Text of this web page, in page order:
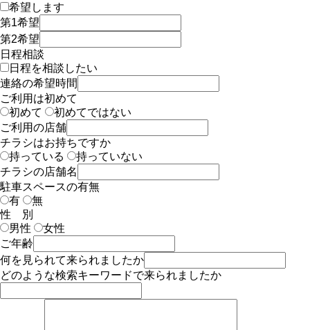
希望します
第1希望
第2希望
日程相談
日程を相談したい
連絡の希望時間
ご利用は初めて
初めて
初めてではない
ご利用の店舗
チラシはお持ちですか
持っている
持っていない
チラシの店舗名
駐車スペースの有無
有
無
性 別
男性
女性
ご年齢
何を見られて来られましたか
どのような検索キーワードで来られましたか